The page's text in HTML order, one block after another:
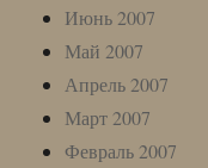
Июнь 2007
Май 2007
Апрель 2007
Март 2007
Февраль 2007